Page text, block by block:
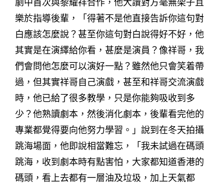
樂於指導後輩，「得著不是他直接告訴你這句對
白應該怎麼說？甚至你這句對白說得好不好，他
其實是在演繹給你看，甚麼是演員？像祥哥，我
們會問他怎麼可以演好一點？雖然他只會笑着帶
過，但其實祥哥自己演戲，甚至和祥哥交流演戲
時，他已給了很多教學，只是你能夠吸收到多
少？他熟讀劇本，然後消化劇本，後輩看完他的
專業都覺得要向他努力學習。」說到在冬天拍攝
跳海場面，他即說相當難忘，「我未試過在碼頭
跳海，收到劇本時有點害怕，大家都知道香港的
碼頭，看上去都有一層油及垃圾，加上天氣都